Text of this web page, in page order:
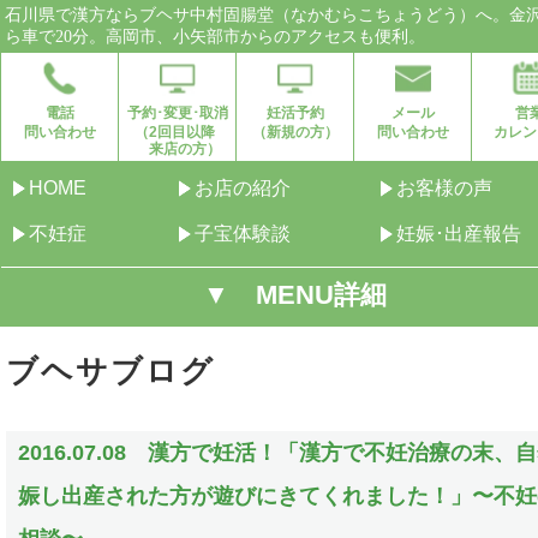
石川県で漢方ならブヘサ中村固腸堂（なかむらこちょうどう）へ。金
ら車で20分。高岡市、小矢部市からのアクセスも便利。
電話
問い合わせ
予約･変更･取消
（2回目以降
来店の方）
妊活予約
（新規の方）
メール
問い合わせ
営
カレ
HOME お店の紹介 お客様の声
不妊症 子宝体験談 妊娠･出産報告
▼ MENU詳細
ブヘサブログ
2016.07.08 漢方で妊活！「漢方で不妊治療の末、
娠し出産された方が遊びにきてくれました！」〜不